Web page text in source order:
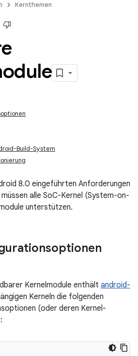
Kernthemen
Build-System
8.0 eingeführten Anforderungen
alle SoC-Kernel (System-on-
unterstützen.
Kernelmodule enthält android-
Kerneln die folgenden
(oder deren Kernel-